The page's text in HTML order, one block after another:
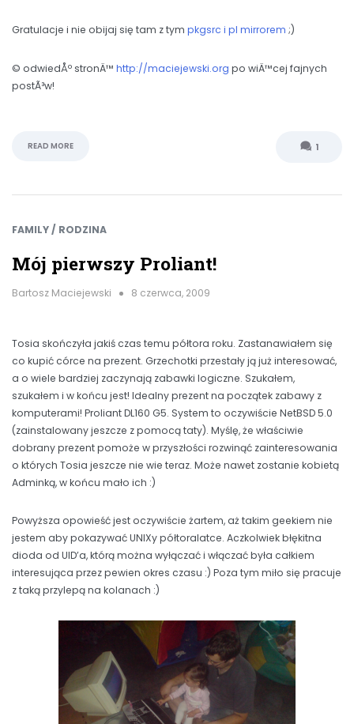
Gratulacje i nie obijaj się tam z tym pkgsrc i pl mirrorem ;)
© odwiedÅº stronÄ™ http://maciejewski.org po wiÄ™cej fajnych
postÃ³w!
READ MORE 1
FAMILY / RODZINA
Mój pierwszy Proliant!
Bartosz Maciejewski 8 czerwca, 2009
Tosia skończyła jakiś czas temu półtora roku. Zastanawiałem się
co kupić córce na prezent. Grzechotki przestały ją już interesować,
a o wiele bardziej zaczynają zabawki logiczne. Szukałem,
szukałem i w końcu jest! Idealny prezent na początek zabawy z
komputerami! Proliant DL160 G5. System to oczywiście NetBSD 5.0
(zainstalowany jeszcze z pomocą taty). Myślę, że właściwie
dobrany prezent pomoże w przyszłości rozwinąć zainteresowania
o których Tosia jeszcze nie wie teraz. Może nawet zostanie kobietą
Adminką, w końcu mało ich :)
Powyższa opowieść jest oczywiście żartem, aż takim geekiem nie
jestem aby pokazywać UNIXy półtoralatce. Aczkolwiek błękitna
dioda od UID’a, którą można wyłączać i włączać była całkiem
interesująca przez pewien okres czasu :) Poza tym miło się pracuje
z taką przylepą na kolanach :)